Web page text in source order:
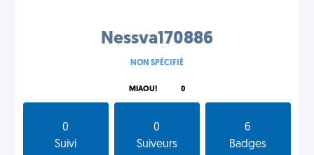
Nessva170886
NON SPÉCIFIÉ
MIAOU! 0
0
Suivi
0
Suiveurs
6
Badges